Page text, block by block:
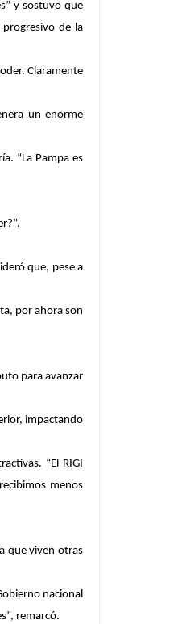
y sostuvo que
de la
Claramente
un enorme
“La Pampa es
que, pese a
por ahora son
para avanzar
impactando
“El RIGI
menos
que viven otras
nacional
remarcó.